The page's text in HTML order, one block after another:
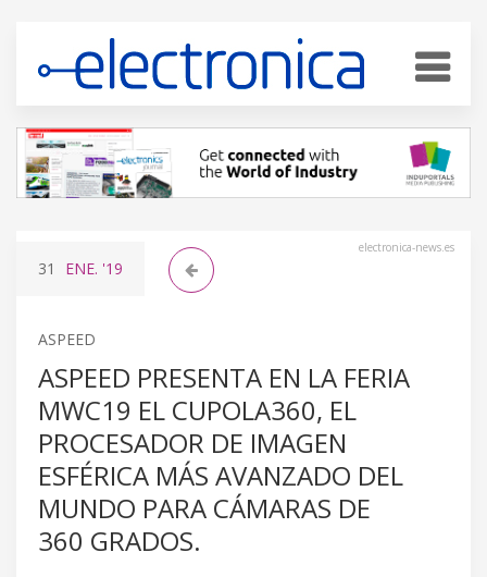
electronica-news.es
31 ENE. '19
ASPEED
ASPEED PRESENTA EN LA FERIA
MWC19 EL CUPOLA360, EL
PROCESADOR DE IMAGEN
ESFÉRICA MÁS AVANZADO DEL
MUNDO PARA CÁMARAS DE
360 GRADOS.